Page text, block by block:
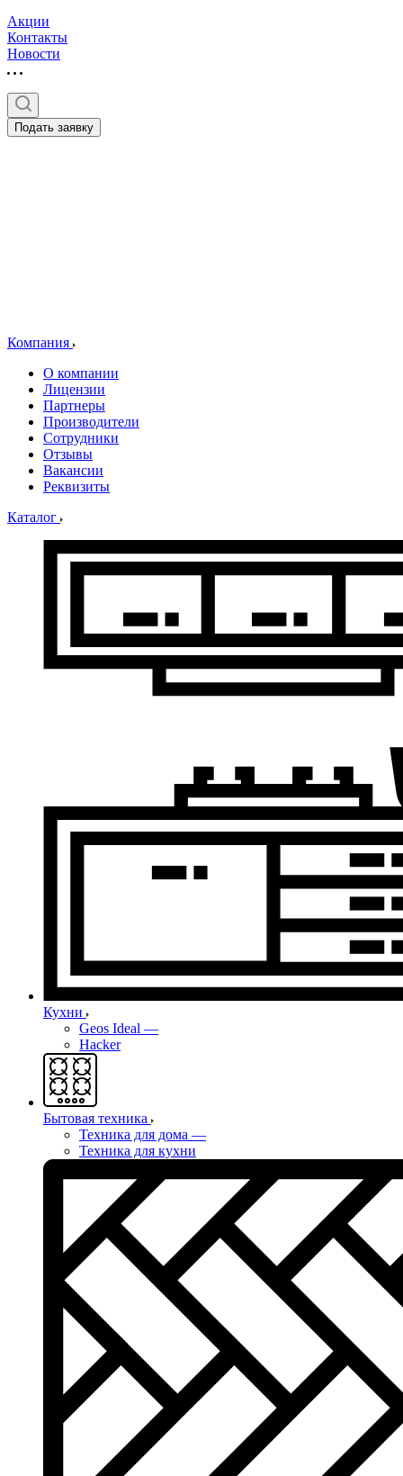
Акции
Контакты
Новости
Подать заявку
Компания
О компании
Лицензии
Партнеры
Производители
Сотрудники
Отзывы
Вакансии
Реквизиты
Каталог
Кухни
Geos Ideal —
Hacker
Бытовая техника
Техника для дома —
Техника для кухни